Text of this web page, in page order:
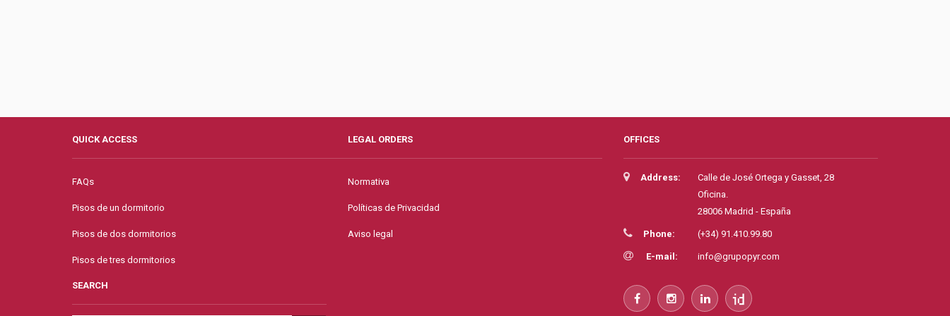
QUICK ACCESS
FAQs
Pisos de un dormitorio
Pisos de dos dormitorios
Pisos de tres dormitorios
SEARCH
LEGAL ORDERS
Normativa
Políticas de Privacidad
Aviso legal
OFFICES
Address:
Calle de José Ortega y Gasset, 28
Oficina.
28006 Madrid - España
Phone: (+34) 91.410.99.80
E-mail: info@grupopyr.com